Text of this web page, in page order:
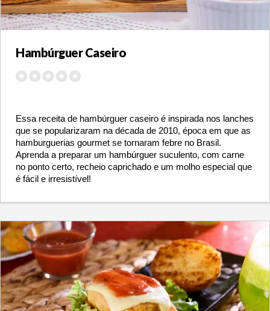
Hambúrguer Caseiro
Essa receita de hambúrguer caseiro é inspirada nos lanches
que se popularizaram na década de 2010, época em que as
hamburguerias gourmet se tornaram febre no Brasil.
Aprenda a preparar um hambúrguer suculento, com carne
no ponto certo, recheio caprichado e um molho especial que
é fácil e irresistível!